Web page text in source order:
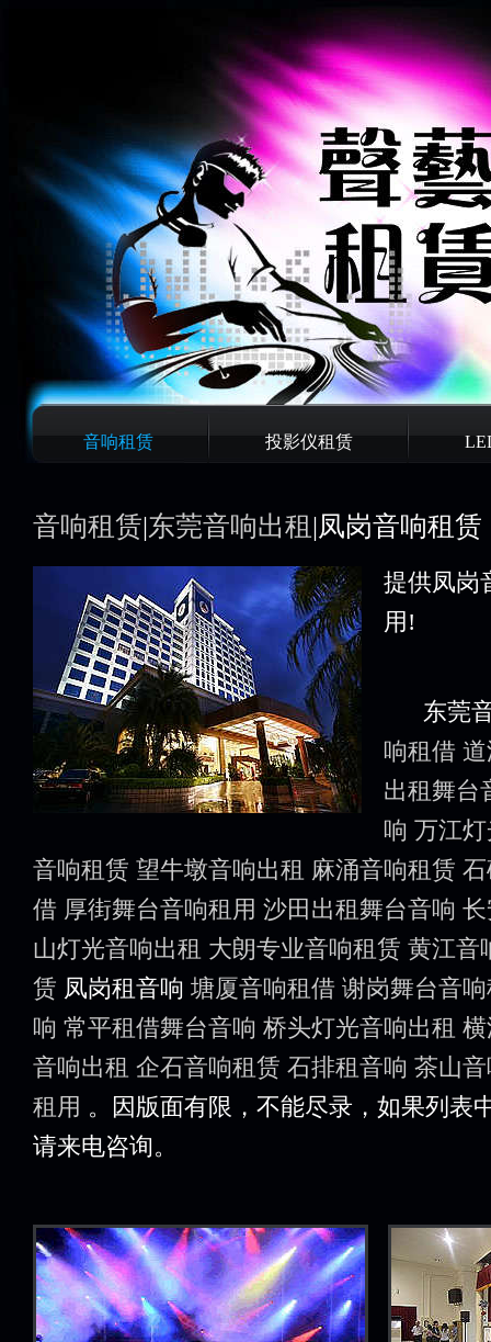
音响租赁 投影仪租赁
音响租赁|东莞音响出租 |凤岗音响租赁
提供凤岗
用!
东莞音
响租借
出租舞台
响 万江
音响租赁 望牛墩音响出租 麻涌音响租赁
借 厚街舞台音响租用 沙田出租舞台音响
山灯光音响出租 大朗专业音响租赁 黄江音
赁 凤岗租音响 塘厦音响租借 谢岗舞台音
响 常平租借舞台音响 桥头灯光音响出租
音响出租 企石音响租赁 石排租音响 茶山
租用 。因版面有限，不能尽录，如果列表
请来电咨询。